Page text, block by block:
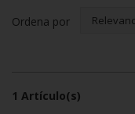
Ordena por
1 Artículo(s)